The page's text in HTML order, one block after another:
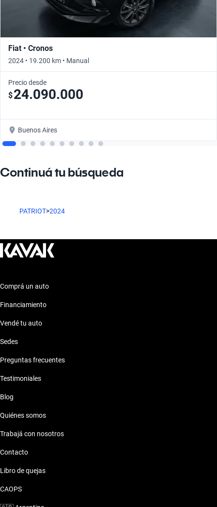
Fiat • Cronos
2024 • 19.200 km • Manual
Precio desde
$24.090.000
Buenos Aires
Continuá tu búsqueda
PATRIOT>2024
Comprá un auto
Financiamiento
Vendé tu auto
Sedes
Preguntas frecuentes
Testimoniales
Blog
Quiénes somos
Trabajá con nosotros
Contacto
Libro de quejas
CAOPS